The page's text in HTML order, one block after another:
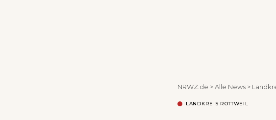
NRWZ.de >Alle News >
LANDKREIS ROTTWEIL